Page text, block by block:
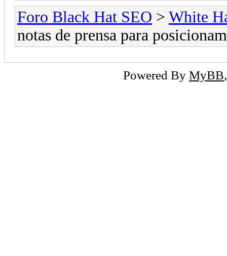
Foro Black Hat SEO > White
notas de prensa para
Powered By MyBB